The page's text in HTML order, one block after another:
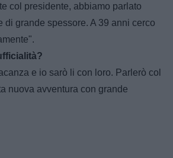
col presidente, abbiamo parlato
grande spessore. A 39 anni cerco
e io sarò li con loro. Parlerò col
nuova avventura con grande